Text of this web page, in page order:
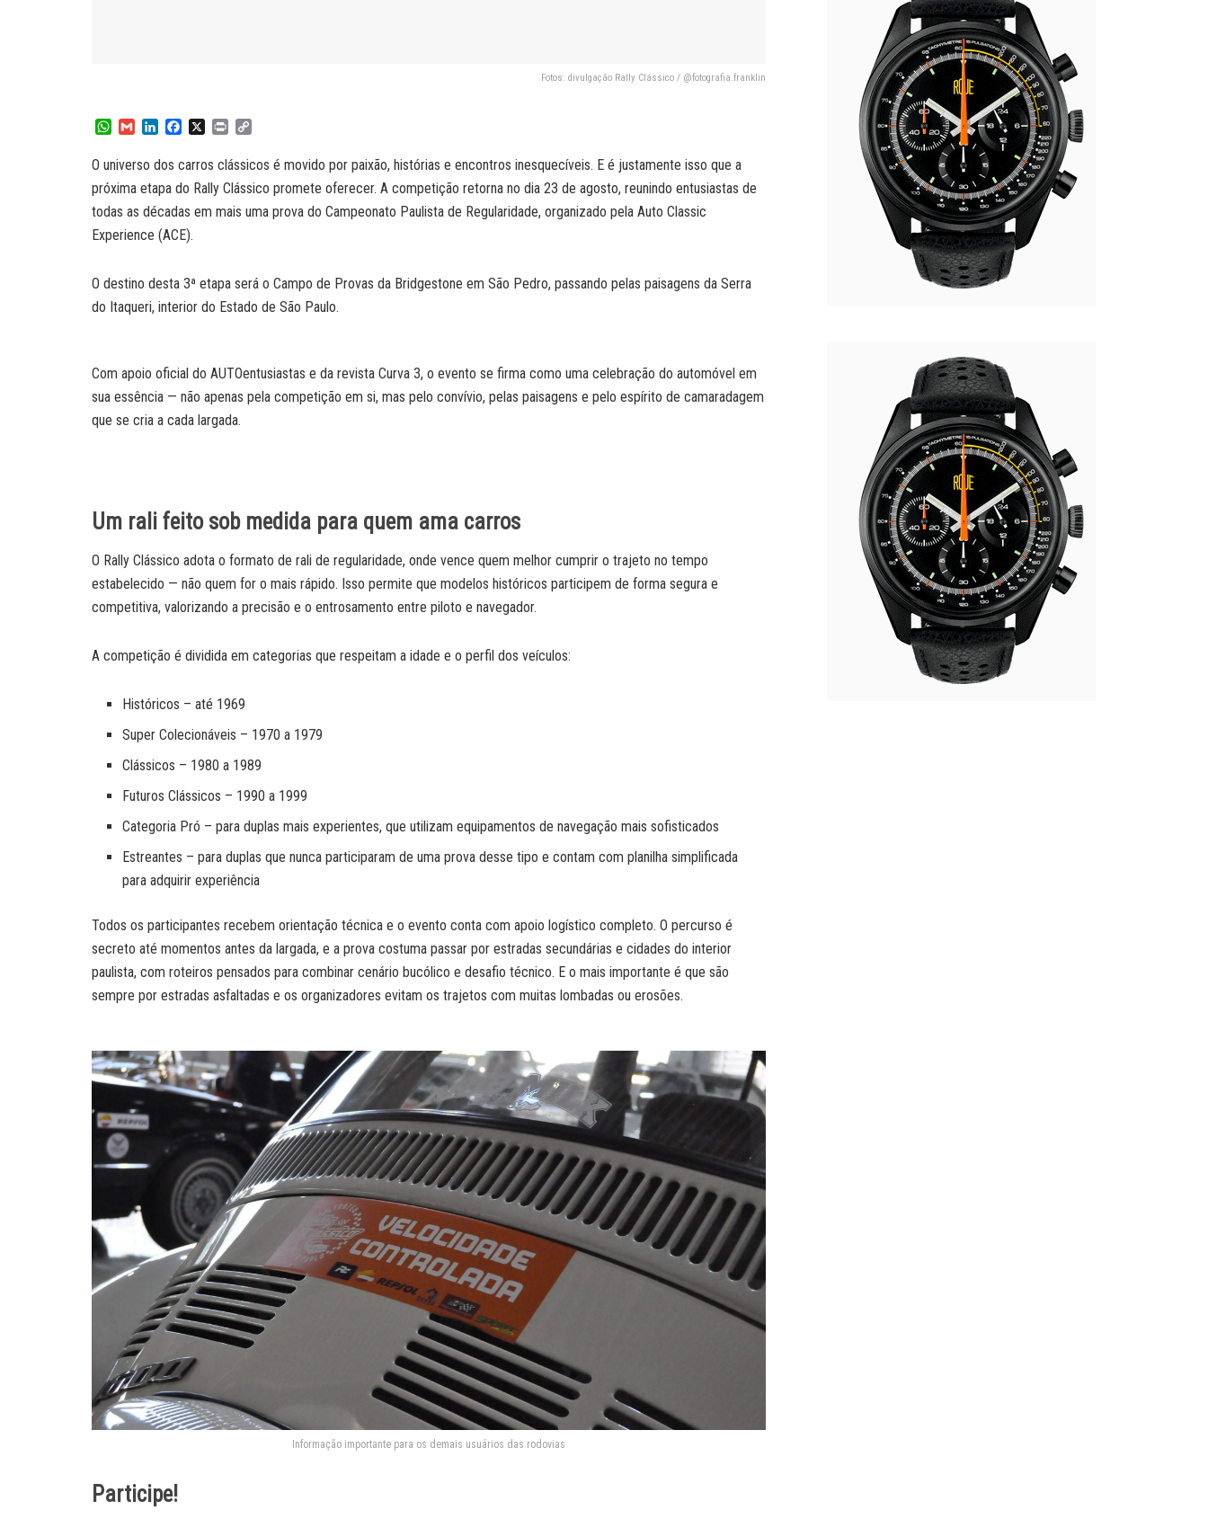
Fotos: divulgação Rally Clássico / @fotografia.franklin
W
a
t
s
A
p
G
a
l
n
k
e
d
n
c
e
b
o
k
X
P
i
n
t
p
y
L
i
O universo dos carros clássicos é movido por paixão, histórias e encontros inesquecíveis. E é justamente isso que a
próxima etapa do Rally Clássico promete oferecer. A competição retorna no dia 23 de agosto, reunindo entusiastas de
todas as décadas em mais uma prova do Campeonato Paulista de Regularidade, organizado pela Auto Classic
Experience (ACE).
O destino desta 3ª etapa será o Campo de Provas da Bridgestone em São Pedro, passando pelas paisagens da Serra
do Itaqueri, interior do Estado de São Paulo.
Com apoio oficial do AUTOentusiastas e da revista Curva 3, o evento se firma como uma celebração do automóvel em
sua essência — não apenas pela competição em si, mas pelo convívio, pelas paisagens e pelo espírito de camaradagem
que se cria a cada largada.
Um rali feito sob medida para quem ama carros
O Rally Clássico adota o formato de rali de regularidade, onde vence quem melhor cumprir o trajeto no tempo
estabelecido — não quem for o mais rápido. Isso permite que modelos históricos participem de forma segura e
competitiva, valorizando a precisão e o entrosamento entre piloto e navegador.
A competição é dividida em categorias que respeitam a idade e o perfil dos veículos:
Históricos – até 1969
Super Colecionáveis – 1970 a 1979
Clássicos – 1980 a 1989
Futuros Clássicos – 1990 a 1999
Categoria Pró – para duplas mais experientes, que utilizam equipamentos de navegação mais sofisticados
Estreantes – para duplas que nunca participaram de uma prova desse tipo e contam com planilha simplificada
para adquirir experiência
Todos os participantes recebem orientação técnica e o evento conta com apoio logístico completo. O percurso é
secreto até momentos antes da largada, e a prova costuma passar por estradas secundárias e cidades do interior
paulista, com roteiros pensados para combinar cenário bucólico e desafio técnico. E o mais importante é que são
sempre por estradas asfaltadas e os organizadores evitam os trajetos com muitas lombadas ou erosões.
Informação importante para os demais usuários das rodovias
Participe!